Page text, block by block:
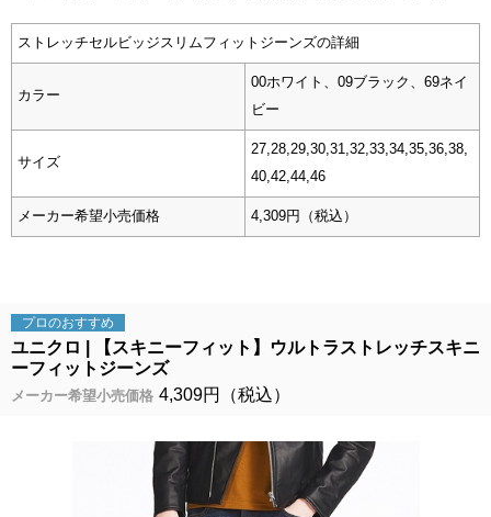
ストレッチセルビッジスリムフィットジーンズの詳細
カラー
00ホワイト、09ブラック、69ネイ
ビー
サイズ
27,28,29,30,31,32,33,34,35,36,38,
40,42,44,46
メーカー希望小売価格 4,309円（税込）
プロのおすすめ
ユニクロ
【スキニーフィット】ウルトラストレッチスキニ
ーフィットジーンズ
メーカー希望小売価格 4,309円（税込）